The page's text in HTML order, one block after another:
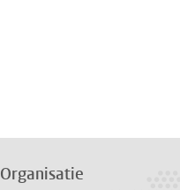
Organisatie